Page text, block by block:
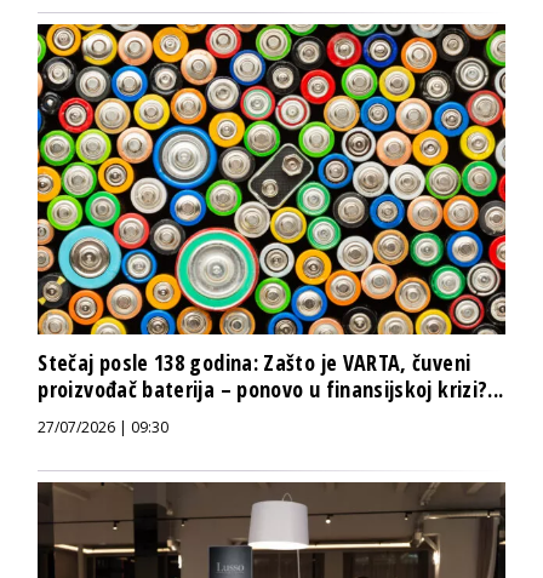
Stečaj posle 138 godina: Zašto je VARTA, čuveni
proizvođač baterija – ponovo u finansijskoj krizi?...
27/07/2026 | 09:30